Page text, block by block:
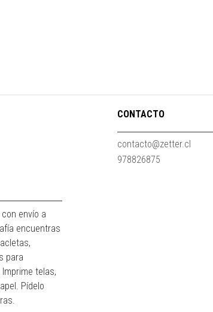
envío a
encuentras
para
telas,
Pídelo
CONTACTO
contacto@zetter.cl
978826875